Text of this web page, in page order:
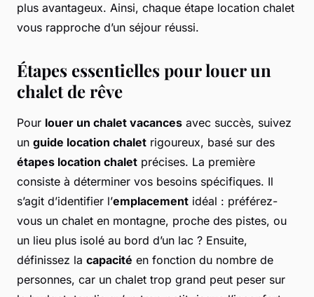
plus avantageux. Ainsi, chaque étape location chalet
vous rapproche d’un séjour réussi.
Étapes essentielles pour louer un
chalet de rêve
Pour louer un chalet vacances avec succès, suivez
un guide location chalet rigoureux, basé sur des
étapes location chalet précises. La première
consiste à déterminer vos besoins spécifiques. Il
s’agit d’identifier l’emplacement idéal : préférez-
vous un chalet en montagne, proche des pistes, ou
un lieu plus isolé au bord d’un lac ? Ensuite,
définissez la capacité en fonction du nombre de
personnes, car un chalet trop grand peut peser sur